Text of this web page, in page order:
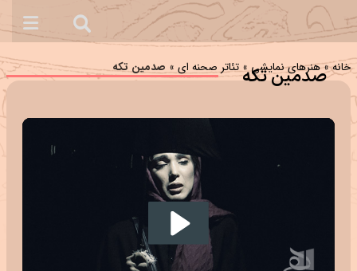
خانه»هنرهای نمایشی »تئاتر صحنه ای » صدمین تکه صدمین تکه